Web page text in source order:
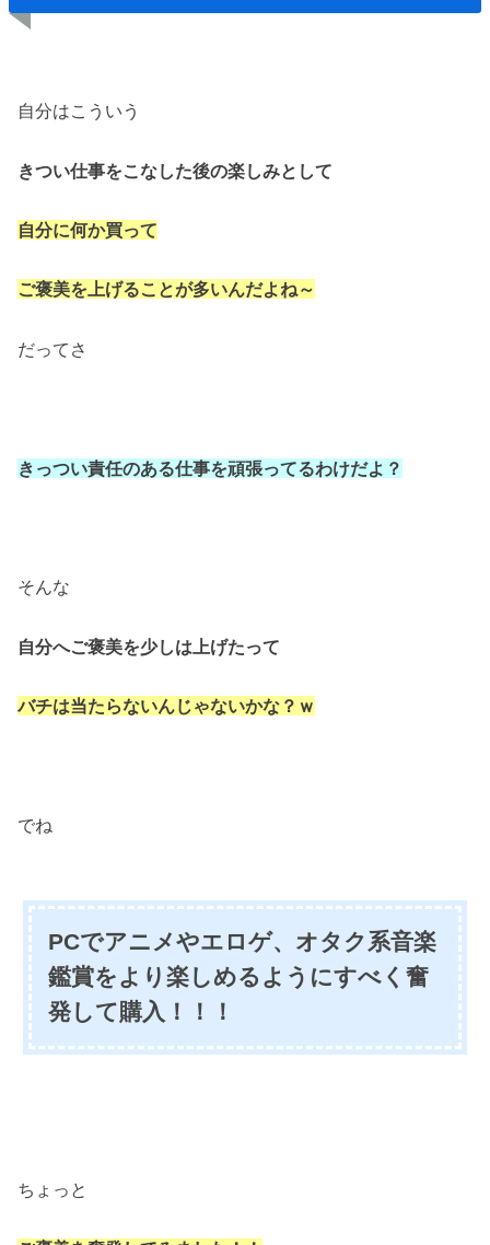
自分はこういう
きつい仕事をこなした後の楽しみとして
自分に何か買って
ご褒美を上げることが多いんだよね～
だってさ
きっつい責任のある仕事を頑張ってるわけだよ？
そんな
自分へご褒美を少しは上げたって
バチは当たらないんじゃないかな？ｗ
でね
PCでアニメやエロゲ、オタク系音楽
鑑賞をより楽しめるようにすべく奮
発して購入！！！
ちょっと